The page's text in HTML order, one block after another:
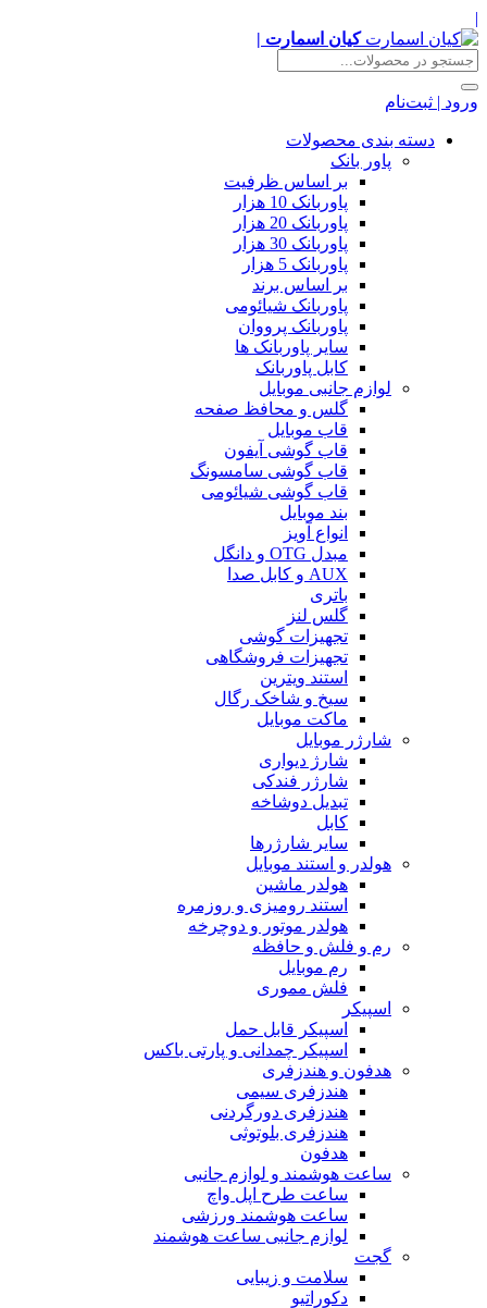
|
کیان اسمارت |
ورود | ثبت‌نام
دسته بندی محصولات
پاور بانک
بر اساس ظرفیت
پاوربانک 10 هزار
پاوربانک 20 هزار
پاوربانک 30 هزار
پاوربانک 5 هزار
بر اساس برند
پاوربانک شیائومی
پاوربانک پرووان
سایر پاوربانک ها
کابل پاوربانک
لوازم جانبی موبایل
گلس و محافظ صفحه
قاب موبایل
قاب گوشی آیفون
قاب گوشی سامسونگ
قاب گوشی شیائومی
بند موبایل
انواع آویز
مبدل OTG و دانگل
AUX و کابل صدا
باتری
گلس لنز
تجهیزات گوشی
تجهیزات فروشگاهی
استند ویترین
سیخ و شاخک رگال
ماکت موبایل
شارژر موبایل
شارژ دیواری
شارژر فندکی
تبدیل دوشاخه
کابل
سایر شارژرها
هولدر و استند موبایل
هولدر ماشین
استند رومیزی و روزمره
هولدر موتور و دوچرخه
رم و فلش و حافظه
رم موبایل
فلش مموری
اسپیکر
اسپیکر قابل حمل
اسپیکر چمدانی و پارتی باکس
هدفون و هندزفری
هندزفری سیمی
هندزفری دورگردنی
هندزفری بلوتوثی
هدفون
ساعت هوشمند و لوازم جانبی
ساعت طرح اپل واچ
ساعت هوشمند ورزشی
لوازم جانبی ساعت هوشمند
گجت
سلامت و زیبایی
دکوراتیو